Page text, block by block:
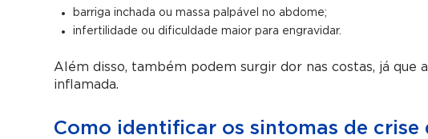
barriga inchada ou massa palpável no abdome;
infertilidade ou dificuldade maior para engravidar.
Além disso, também podem surgir dor nas costas, já
inflamada.
Como identificar os sintomas de crise